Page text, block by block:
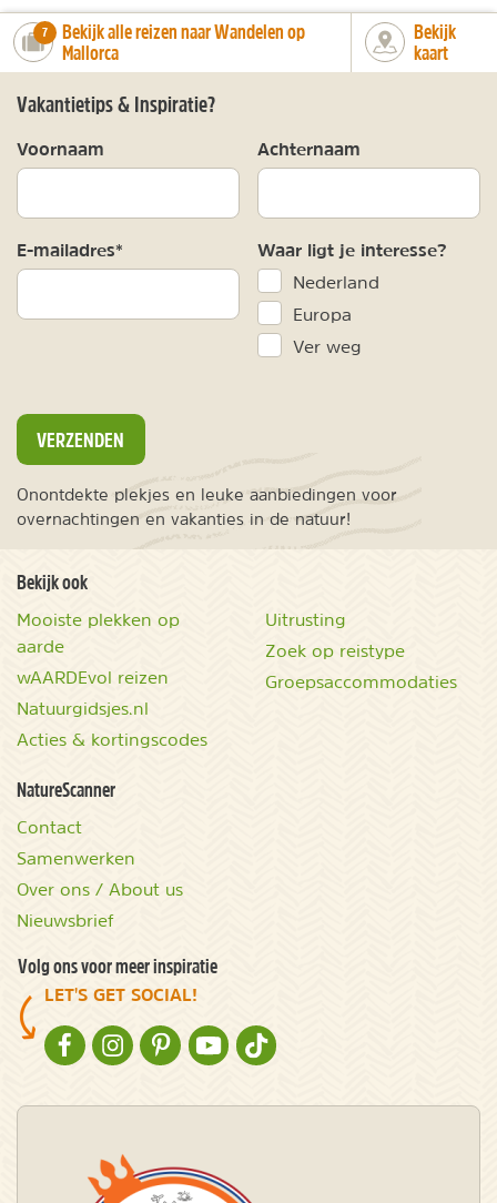
number_of_trips:
7
Bekijk alle reizen naar Wandelen op
Mallorca
Bekijk
kaart
Vakantietips & Inspiratie?
Voornaam Achternaam
E-mailadres* Waar ligt je interesse?
Nederland
Europa
Ver weg
VERZENDEN
Onontdekte plekjes en leuke aanbiedingen voor
overnachtingen en vakanties in de natuur!
Bekijk ook
Mooiste plekken op
aarde
wAARDEvol reizen
Natuurgidsjes.nl
Acties & kortingscodes
Uitrusting
Zoek op reistype
Groepsaccommodaties
NatureScanner
Contact
Samenwerken
Over ons / About us
Nieuwsbrief
Volg ons voor meer inspiratie
LET'S GET SOCIAL!
NATURESCANNER OP FACEBOOK
NATURESCANNER OP INSTAGRAM
NATURESCANNER OP PINTEREST
NATURESCANNER OP YOUTUBE
NATURESCANNER OP TIKTOK